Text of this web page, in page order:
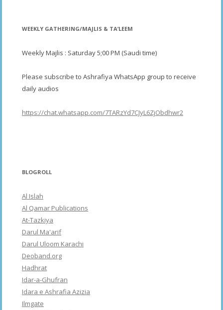
WEEKLY GATHERING/MAJLIS & TA’LEEM
Weekly Majlis : Saturday 5;00 PM (Saudi time)
Please subscribe to Ashrafiya WhatsApp group to receive
daily audios
https://chat.whatsapp.com/7TARzYd7CJyL6ZjObdhwr2
BLOGROLL
Al Islah
Al Qamar Publications
At-Tazkiya
Darul Ma'arif
Darul Uloom Karachi
Deoband.org
Hadhrat
Idar-a-Ghufran
Idara e Ashrafia Azizia
Ilmgate